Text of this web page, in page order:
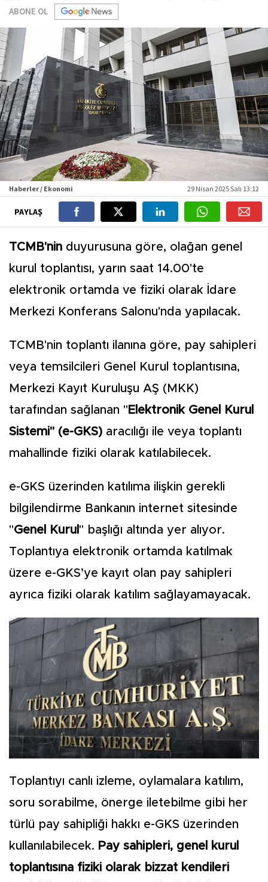
ABONE OL
Haberler / Ekonomi 29 Nisan 2025 Salı 13:12
PAYLAŞ
TCMB'nin duyurusuna göre, olağan genel
kurul toplantısı, yarın saat 14.00'te
elektronik ortamda ve fiziki olarak İdare
Merkezi Konferans Salonu'nda yapılacak.
TCMB'nin toplantı ilanına göre, pay sahipleri
veya temsilcileri Genel Kurul toplantısına,
Merkezi Kayıt Kuruluşu AŞ (MKK)
tarafından sağlanan " Elektronik Genel Kurul
Sistemi" (e-GKS) aracılığı ile veya toplantı
mahallinde fiziki olarak katılabilecek.
e-GKS üzerinden katılıma ilişkin gerekli
bilgilendirme Bankanın internet sitesinde
"Genel Kurul " başlığı altında yer alıyor.
Toplantıya elektronik ortamda katılmak
üzere e-GKS’ye kayıt olan pay sahipleri
ayrıca fiziki olarak katılım sağlayamayacak.
Toplantıyı canlı izleme, oylamalara katılım,
soru sorabilme, önerge iletebilme gibi her
türlü pay sahipliği hakkı e-GKS üzerinden
kullanılabilecek. Pay sahipleri, genel kurul
toplantısına fiziki olarak bizzat kendileri